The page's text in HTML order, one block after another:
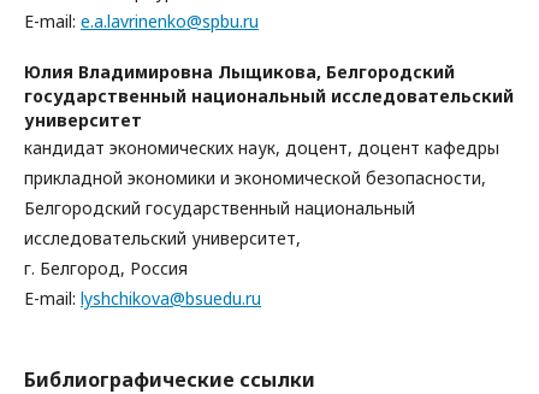
E-mail: e.a.lavrinenko@spbu.ru
Юлия Владимировна Лыщикова, Белгородский
государственный национальный исследовательский
университет
кандидат экономических наук, доцент, доцент кафедры
прикладной экономики и экономической безопасности,
Белгородский государственный национальный
исследовательский университет,
г. Белгород, Россия
E-mail: lyshchikova@bsuedu.ru
Библиографические ссылки